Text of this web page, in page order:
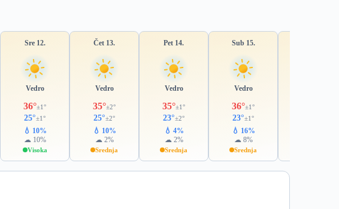
Sre 12.
Vedro
36°±1°
25°±1°
💧 10%
☁ 10%
Visoka
Čet 13.
Vedro
35°±2°
25°±2°
💧 10%
☁ 2%
Srednja
Pet 14.
Vedro
35°±1°
23°±2°
💧 4%
☁ 2%
Srednja
Sub 15.
Vedro
36°±1°
23°±1°
💧 16%
☁ 8%
Srednja